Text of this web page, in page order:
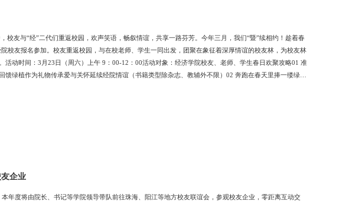
校友与“经”二代们重返校园，欢声笑语，畅叙情谊，共享一路芬芳。今年三月，我们“暨”续相约！趁着春
友报名参加。校友重返校园，与在校老师、学生一同出发，团聚在象征着深厚情谊的校友林，为校友林
动时间：3月23日（周六）上午 9：00-12：00活动对象：经济学院校友、老师、学生春日欢聚攻略01 准
绿植作为礼物传承爱与关怀延续经院情谊（书籍类型除杂志、教辅外不限）02 奔跑在春天里捧一缕绿色
企业
年度将由院长、书记等学院领导带队前往珠海、阳江等地方校友联谊会，参观校友企业，零距离互动交